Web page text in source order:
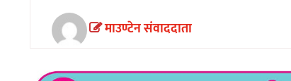
माउण्टेन संवाददाता